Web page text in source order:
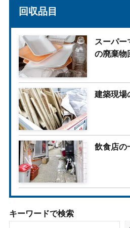
回収品目
スーパー
の廃棄物
建築現場
飲食店の
キーワードで検索